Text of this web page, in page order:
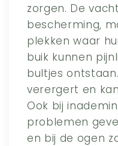
zorgen. De
bescherming,
plekken waar
buik kunnen
bultjes
verergert en
Ook bij
problemen
en bij de ogen